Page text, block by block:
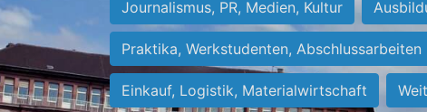
Journalismus, PR, Medien, Kultur
Praktika, Werkstudenten, Abschlussarbeiten
Einkauf, Logistik, Materialwirtschaft